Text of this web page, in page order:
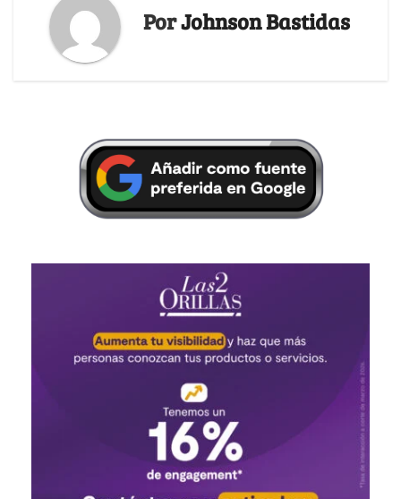
PorJohnson Bastidas